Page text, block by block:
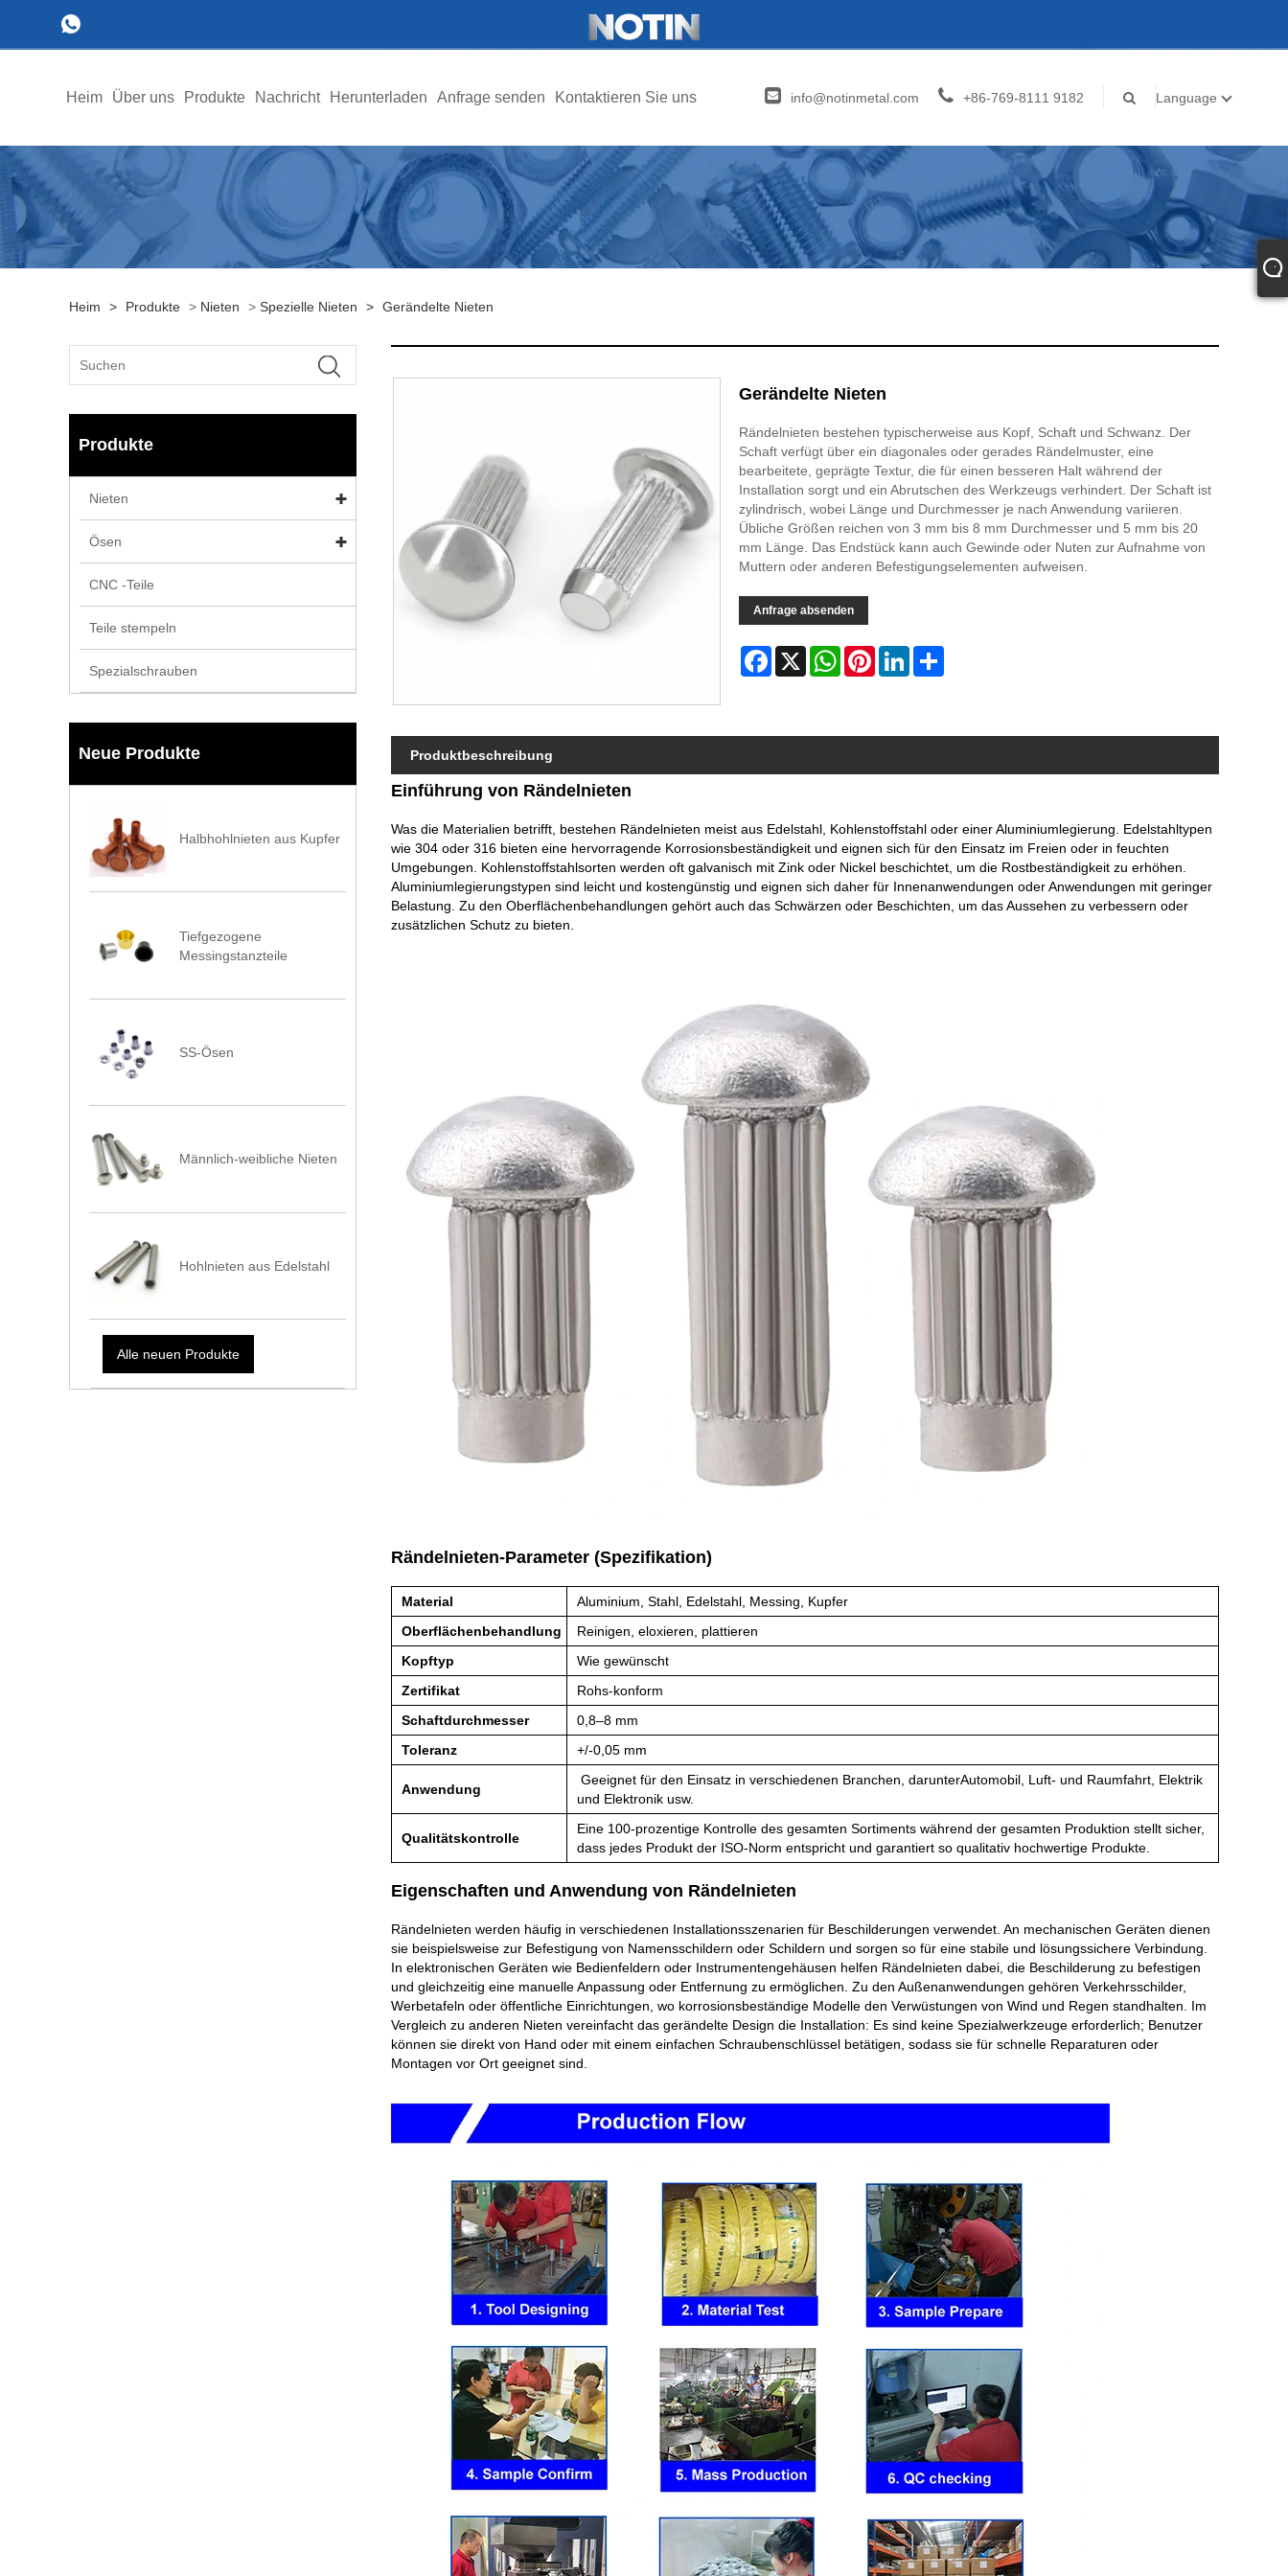
Heim Über uns Produkte Nachricht Herunterladen Anfrage senden Kontaktieren Sie uns info@notinmetal.com +86-769-8111 9182 Language
Heim > Produkte > Nieten > Spezielle Nieten > Gerändelte Nieten
Produkte
Nieten
Ösen
CNC -Teile
Teile stempeln
Spezialschrauben
Neue Produkte
Halbhohlnieten aus Kupfer
Tiefgezogene
Messingstanzteile
SS-Ösen
Männlich-weibliche Nieten
Hohlnieten aus Edelstahl
Alle neuen Produkte
Gerändelte Nieten
Rändelnieten bestehen typischerweise aus Kopf, Schaft und Schwanz. Der
Schaft verfügt über ein diagonales oder gerades Rändelmuster, eine
bearbeitete, geprägte Textur, die für einen besseren Halt während der
Installation sorgt und ein Abrutschen des Werkzeugs verhindert. Der Schaft ist
zylindrisch, wobei Länge und Durchmesser je nach Anwendung variieren.
Übliche Größen reichen von 3 mm bis 8 mm Durchmesser und 5 mm bis 20
mm Länge. Das Endstück kann auch Gewinde oder Nuten zur Aufnahme von
Muttern oder anderen Befestigungselementen aufweisen.
Anfrage absenden
Facebook
X WhatsAppPinterestLinkedInShare
Produktbeschreibung
Einführung von Rändelnieten
Was die Materialien betrifft, bestehen Rändelnieten meist aus Edelstahl, Kohlenstoffstahl oder einer Aluminiumlegierung. Edelstahltypen
wie 304 oder 316 bieten eine hervorragende Korrosionsbeständigkeit und eignen sich für den Einsatz im Freien oder in feuchten
Umgebungen. Kohlenstoffstahlsorten werden oft galvanisch mit Zink oder Nickel beschichtet, um die Rostbeständigkeit zu erhöhen.
Aluminiumlegierungstypen sind leicht und kostengünstig und eignen sich daher für Innenanwendungen oder Anwendungen mit geringer
Belastung. Zu den Oberflächenbehandlungen gehört auch das Schwärzen oder Beschichten, um das Aussehen zu verbessern oder
zusätzlichen Schutz zu bieten.
Rändelnieten-Parameter (Spezifikation)
Material
Aluminium, Stahl, Edelstahl, Messing, Kupfer
Oberflächenbehandlung
Reinigen, eloxieren, plattieren
Kopftyp
Wie gewünscht
Zertifikat
Rohs-konform
Schaftdurchmesser
0,8–8 mm
Toleranz
+/-0,05 mm
Anwendung
Geeignet für den Einsatz in verschiedenen Branchen, darunterAutomobil, Luft- und Raumfahrt, Elektrik
und Elektronik usw.
Qualitätskontrolle
Eine 100-prozentige Kontrolle des gesamten Sortiments während der gesamten Produktion stellt sicher,
dass jedes Produkt der ISO-Norm entspricht und garantiert so qualitativ hochwertige Produkte.
Eigenschaften und Anwendung von Rändelnieten
Rändelnieten werden häufig in verschiedenen Installationsszenarien für Beschilderungen verwendet. An mechanischen Geräten dienen
sie beispielsweise zur Befestigung von Namensschildern oder Schildern und sorgen so für eine stabile und lösungssichere Verbindung.
In elektronischen Geräten wie Bedienfeldern oder Instrumentengehäusen helfen Rändelnieten dabei, die Beschilderung zu befestigen
und gleichzeitig eine manuelle Anpassung oder Entfernung zu ermöglichen. Zu den Außenanwendungen gehören Verkehrsschilder,
Werbetafeln oder öffentliche Einrichtungen, wo korrosionsbeständige Modelle den Verwüstungen von Wind und Regen standhalten. Im
Vergleich zu anderen Nieten vereinfacht das gerändelte Design die Installation: Es sind keine Spezialwerkzeuge erforderlich; Benutzer
können sie direkt von Hand oder mit einem einfachen Schraubenschlüssel betätigen, sodass sie für schnelle Reparaturen oder
Montagen vor Ort geeignet sind.